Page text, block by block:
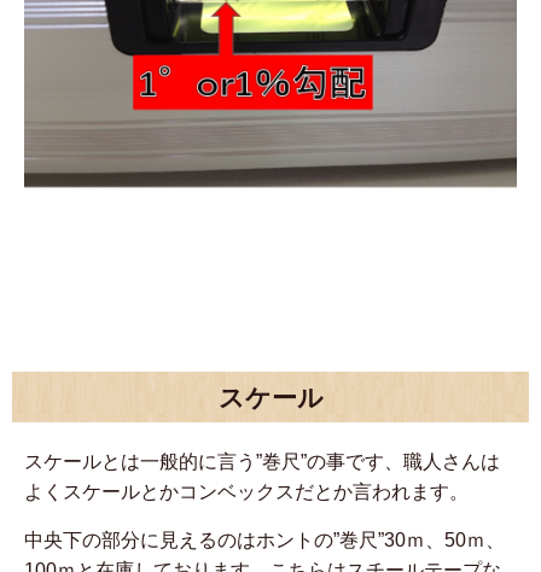
スケール
スケールとは一般的に言う”巻尺”の事です、職人さんは
よくスケールとかコンベックスだとか言われます。
中央下の部分に見えるのはホントの”巻尺”30ｍ、50ｍ、